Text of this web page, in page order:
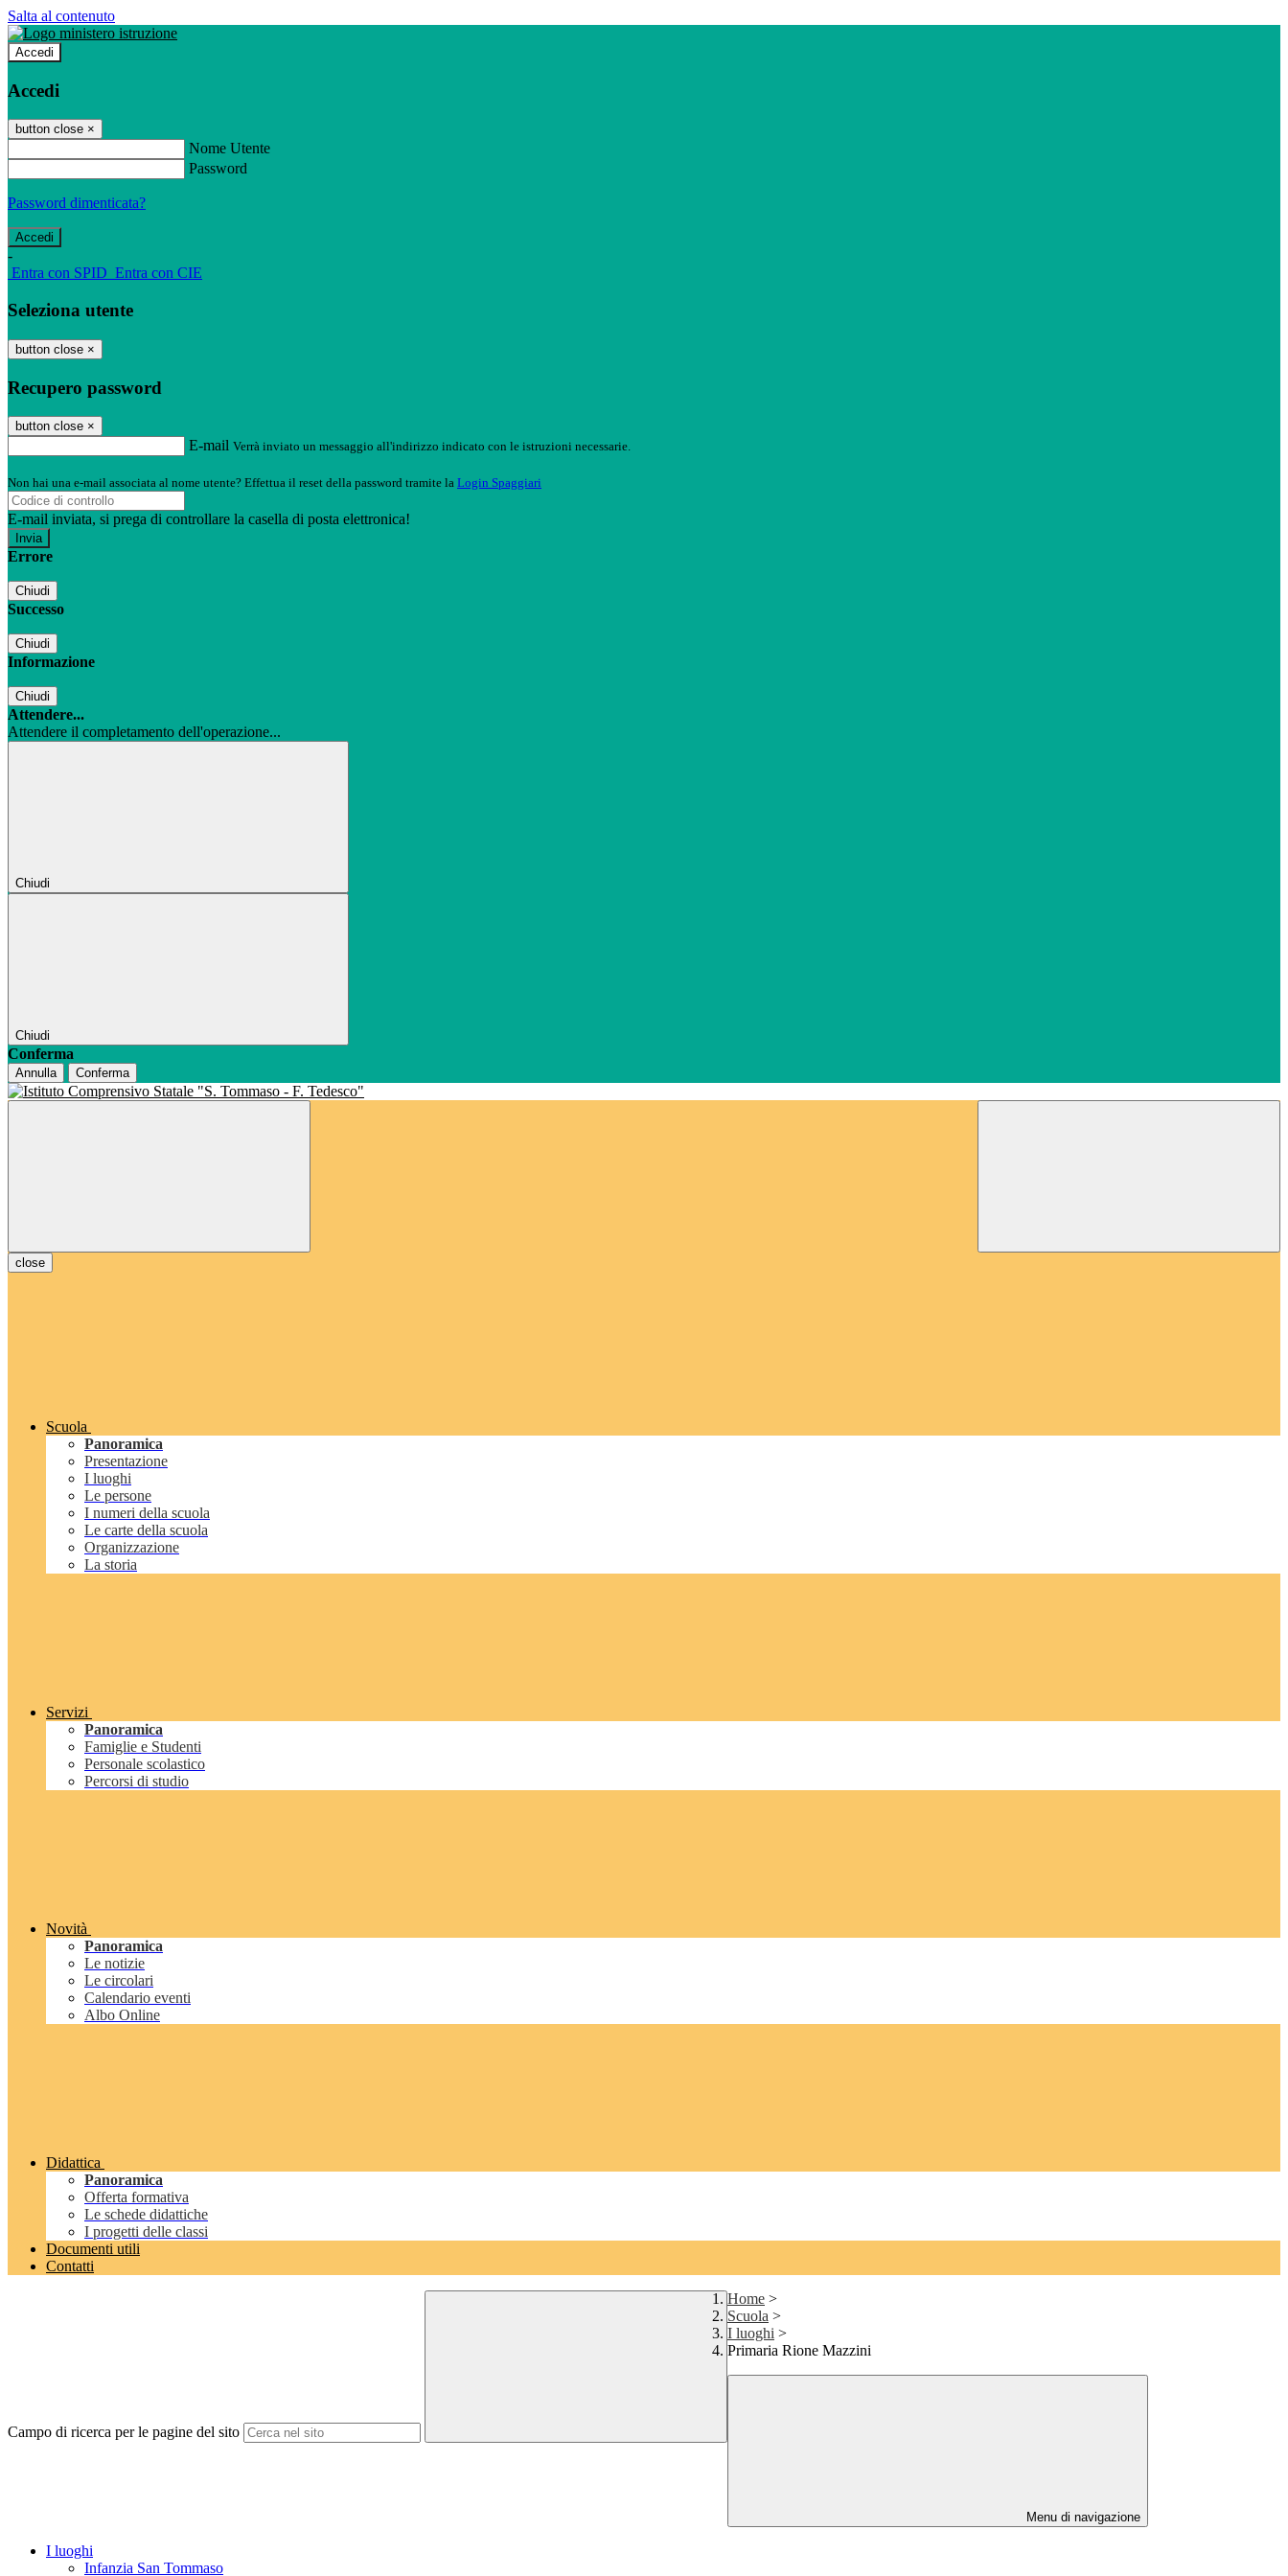
Salta al contenuto
Accedi
Accedi
button close ×
Nome Utente
Password
Password dimenticata?
-
Entra con SPID Entra con CIE
Seleziona utente
button close ×
Recupero password
button close ×
E-mail Verrà inviato un messaggio all'indirizzo indicato con le istruzioni necessarie.
Non hai una e-mail associata al nome utente? Effettua il reset della password tramite la Login Spaggiari
E-mail inviata, si prega di controllare la casella di posta elettronica!
Errore
Chiudi
Successo
Chiudi
Informazione
Chiudi
Attendere...
Attendere il completamento dell'operazione...
Chiudi
Chiudi
Conferma
Annulla Conferma
close
Scuola
Panoramica
Presentazione
I luoghi
Le persone
I numeri della scuola
Le carte della scuola
Organizzazione
La storia
Servizi
Panoramica
Famiglie e Studenti
Personale scolastico
Percorsi di studio
Novità
Panoramica
Le notizie
Le circolari
Calendario eventi
Albo Online
Didattica
Panoramica
Offerta formativa
Le schede didattiche
I progetti delle classi
Documenti utili
Contatti
Campo di ricerca per le pagine del sito
Home >
Scuola >
I luoghi >
Primaria Rione Mazzini
Menu di navigazione
I luoghi
Infanzia San Tommaso